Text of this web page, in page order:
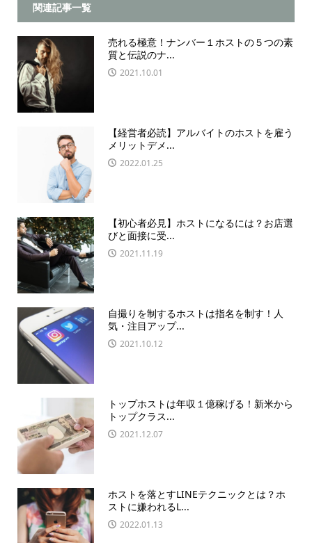
関連記事一覧
売れる極意！ナンバー１ホストの５つの素
質と伝説のナ...
2021.10.01
【経営者必読】アルバイトのホストを雇う
メリットデメ...
2022.01.25
【初心者必見】ホストになるには？お店選
びと面接に受...
2021.11.19
自撮りを制するホストは指名を制す！人
気・注目アップ...
2021.10.12
トップホストは年収１億稼げる！新米から
トップクラス...
2021.12.07
ホストを落とすLINEテクニックとは？ホ
ストに嫌われるL...
2022.01.13